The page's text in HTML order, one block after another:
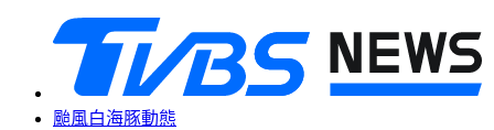
颱風白海豚動態